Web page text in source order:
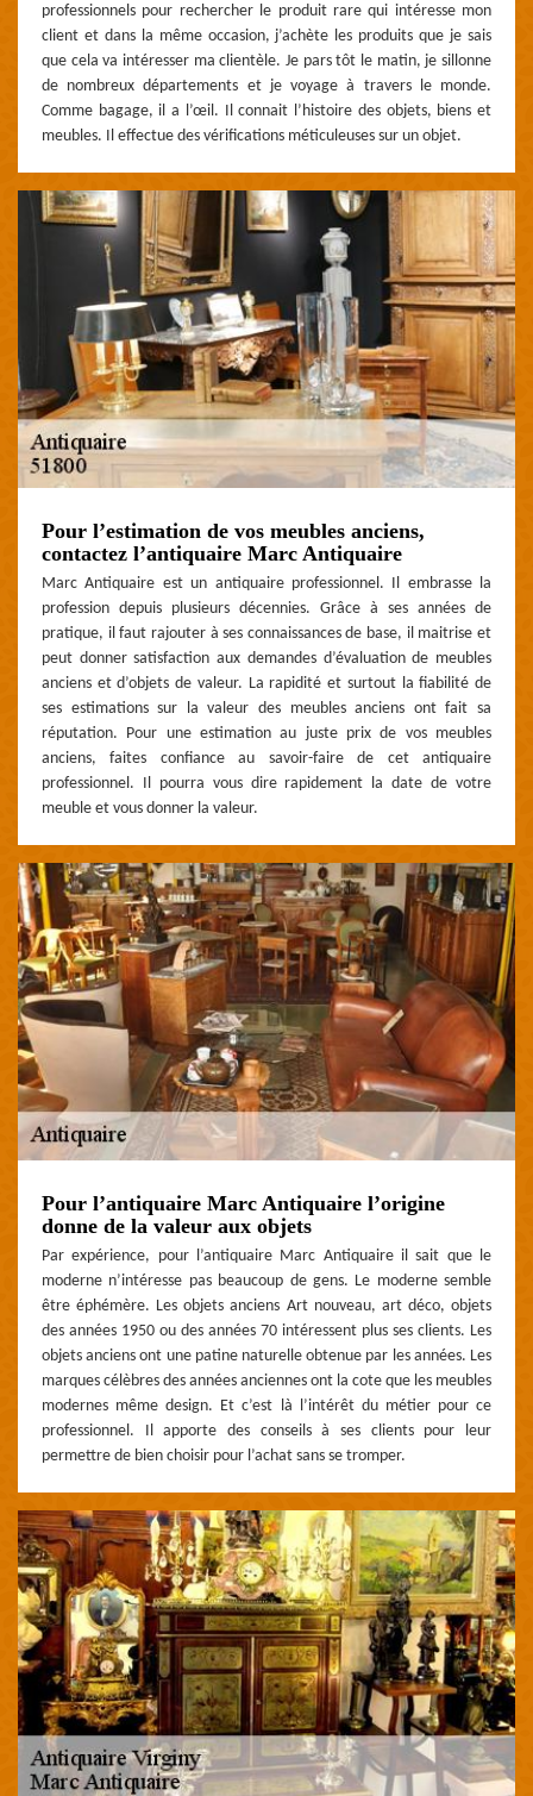
professionnels pour rechercher le produit rare qui intéresse mon
client et dans la même occasion, j’achète les produits que je sais
que cela va intéresser ma clientèle. Je pars tôt le matin, je sillonne
de nombreux départements et je voyage à travers le monde.
Comme bagage, il a l’œil. Il connait l’histoire des objets, biens et
meubles. Il effectue des vérifications méticuleuses sur un objet.
Pour l’estimation de vos meubles anciens,
contactez l’antiquaire Marc Antiquaire
Marc Antiquaire est un antiquaire professionnel. Il embrasse la
profession depuis plusieurs décennies. Grâce à ses années de
pratique, il faut rajouter à ses connaissances de base, il maitrise et
peut donner satisfaction aux demandes d’évaluation de meubles
anciens et d’objets de valeur. La rapidité et surtout la fiabilité de
ses estimations sur la valeur des meubles anciens ont fait sa
réputation. Pour une estimation au juste prix de vos meubles
anciens, faites confiance au savoir-faire de cet antiquaire
professionnel. Il pourra vous dire rapidement la date de votre
meuble et vous donner la valeur.
Pour l’antiquaire Marc Antiquaire l’origine
donne de la valeur aux objets
Par expérience, pour l’antiquaire Marc Antiquaire il sait que le
moderne n’intéresse pas beaucoup de gens. Le moderne semble
être éphémère. Les objets anciens Art nouveau, art déco, objets
des années 1950 ou des années 70 intéressent plus ses clients. Les
objets anciens ont une patine naturelle obtenue par les années. Les
marques célèbres des années anciennes ont la cote que les meubles
modernes même design. Et c’est là l’intérêt du métier pour ce
professionnel. Il apporte des conseils à ses clients pour leur
permettre de bien choisir pour l’achat sans se tromper.